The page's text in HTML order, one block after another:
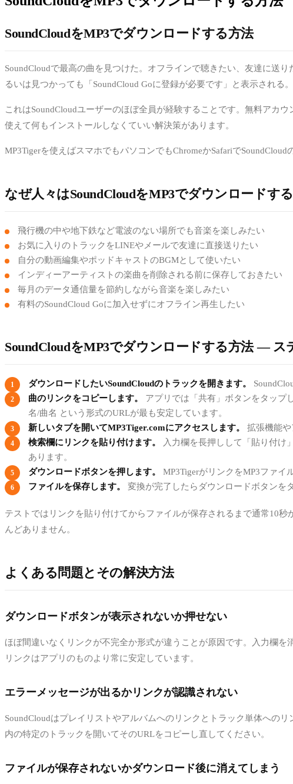
SoundCloudをMP3でダウンロードする方法
SoundCloudで最高の曲を見つけた。オフラインで聴きたい、友達に送
るいは見つかっても「SoundCloud Goに登録が必要です」と表示される。
これはSoundCloudユーザーのほぼ全員が経験することです。無料アカ
使えて何もインストールしなくていい解決策があります。
MP3Tigerを使えばスマホでもパソコンでもChromeかSafariで
なぜ人々はSoundCloudをMP3でダウンロードす
飛行機の中や地下鉄など電波のない場所でも音楽を楽しみたい
お気に入りのトラックをLINEやメールで友達に直接送りたい
自分の動画編集やポッドキャストのBGMとして使いたい
インディーアーティストの楽曲を削除される前に保存しておきたい
毎月のデータ通信量を節約しながら音楽を楽しみたい
有料のSoundCloud Goに加入せずにオフライン再生したい
SoundCloudをMP3でダウンロードする方法 —
ダウンロードしたいSoundCloudのトラックを開きます。
曲のリンクをコピーします。
アプリでは「共有」ボタンをタップ
名/曲名 という形式のURLが最も安定しています。
新しいタブを開いてMP3Tiger.comにアクセスします。
拡張機能や
検索欄にリンクを貼り付けます。
入力欄を長押しして「貼り付
あります。
ダウンロードボタンを押します。
MP3TigerがリンクをMP3ファイ
ファイルを保存します。
変換が完了したらダウンロードボタンを
テストではリンクを貼り付けてからファイルが保存されるまで通常10
んどありません。
よくある問題とその解決方法
ダウンロードボタンが表示されないか押せない
ほぼ間違いなくリンクが不完全か形式が違うことが原因です。入力欄
リンクはアプリのものより常に安定しています。
エラーメッセージが出るかリンクが認識されない
SoundCloudはプレイリストやアルバムへのリンクとトラック単体への
内の特定のトラックを開いてそのURLをコピーし直してください。
ファイルが保存されないかダウンロード後に消えてしまう